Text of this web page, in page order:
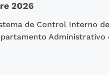
2026
de Control Interno
Administrativo